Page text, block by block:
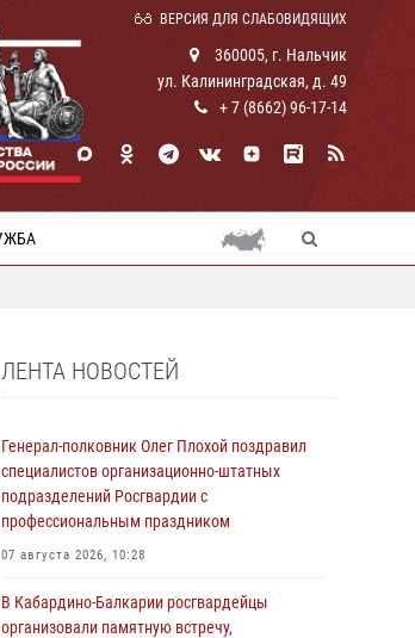
ВЕРСИЯ ДЛЯ СЛАБОВИДЯЩИХ
360005, г. Нальчик
ул. Калининградская, д. 49
+ 7 (8662) 96-17-14
ЛЕНТА НОВОСТЕЙ
Генерал-полковник Олег Плохой поздравил
специалистов организационно-штатных
подразделений Росгвардии с
профессиональным праздником
07 августа 2026, 10:28
В Кабардино-Балкарии росгвардейцы
организовали памятную встречу,